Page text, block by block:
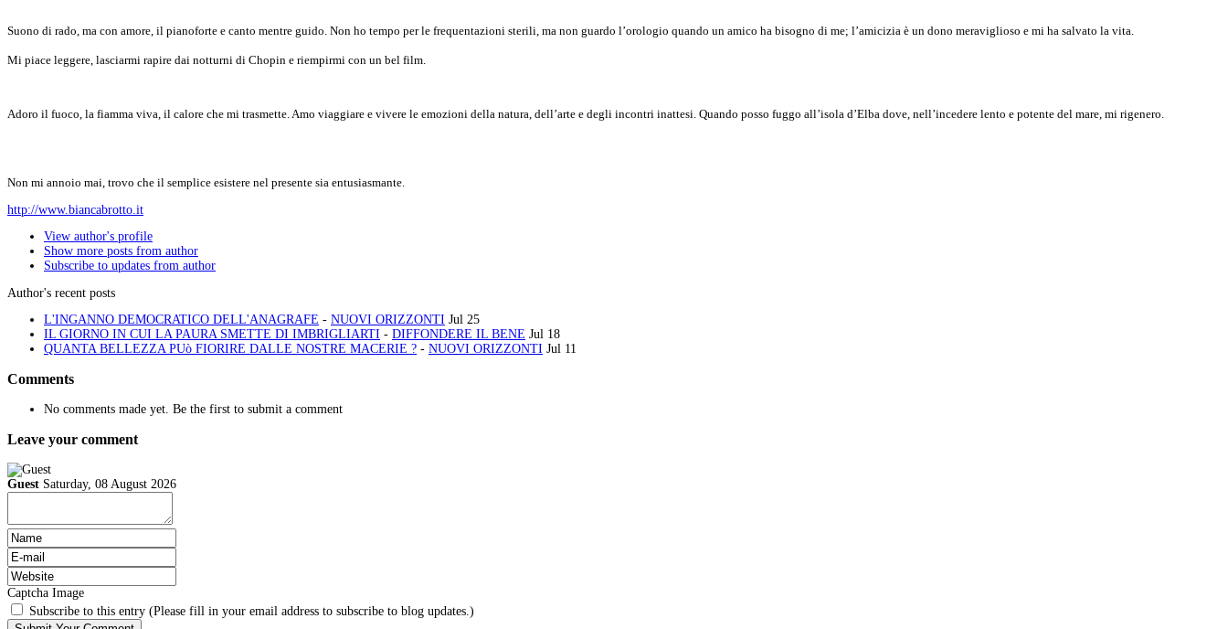
Suono di rado, ma con amore, il pianoforte e canto mentre guido. Non ho tempo per le frequentazioni sterili, ma non guardo l’orologio quando un amico ha bisogno di me; l’amicizia è un dono meraviglioso e mi ha salvato la vita.
Mi piace leggere, lasciarmi rapire dai notturni di Chopin e riempirmi con un bel film.
Adoro il fuoco, la fiamma viva, il calore che mi trasmette. Amo viaggiare e vivere le emozioni della natura, dell’arte e degli incontri inattesi. Quando posso fuggo all’isola d’Elba dove, nell’incedere lento e potente del mare, mi rigenero.
Non mi annoio mai, trovo che il semplice esistere nel presente sia entusiasmante.
http://www.biancabrotto.it
View author's profile
Show more posts from author
Subscribe to updates from author
Author's recent posts
L'INGANNO DEMOCRATICO DELL'ANAGRAFE - NUOVI ORIZZONTI Jul 25
IL GIORNO IN CUI LA PAURA SMETTE DI IMBRIGLIARTI - DIFFONDERE IL BENE Jul 18
QUANTA BELLEZZA PUò FIORIRE DALLE NOSTRE MACERIE ? - NUOVI ORIZZONTI Jul 11
Comments
No comments made yet. Be the first to submit a comment
Leave your comment
Guest Saturday, 08 August 2026
Captcha Image
Subscribe to this entry (Please fill in your email address to subscribe to blog updates.)